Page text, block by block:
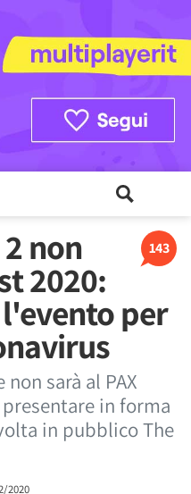
143
non
2020:
per
sarà al PAX
in forma
in pubblico The
2020